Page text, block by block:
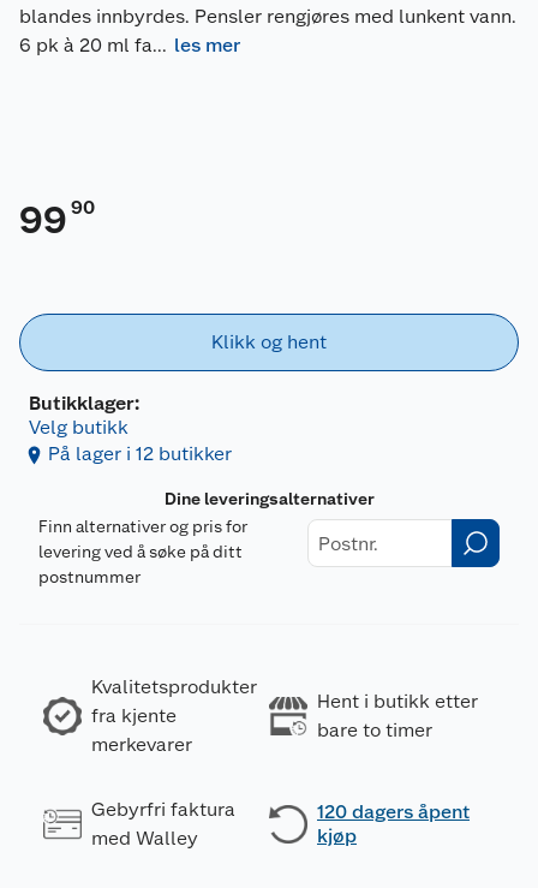
blandes innbyrdes. Pensler rengjøres med lunkent vann.
6 pk à 20 ml fa... les mer
99 90
Klikk og hent
Butikklager:
Velg butikk
På lager i 12 butikker
Dine leveringsalternativer
Finn alternativer og pris for
levering ved å søke på ditt
postnummer
Kvalitetsprodukter
fra kjente
merkevarer
Hent i butikk etter
bare to timer
Gebyrfri faktura
med Walley
120 dagers åpent
kjøp